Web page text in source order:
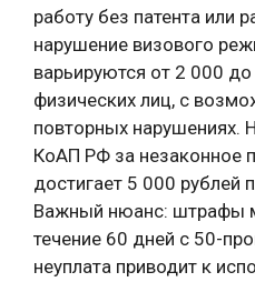
работу без патента или
нарушение визового
варьируются от 2 000
физических лиц, с
повторных нарушениях.
КоАП РФ за незаконное
достигает 5 000 рублей
Важный нюанс: штрафы
течение 60 дней с 50-
неуплата приводит к